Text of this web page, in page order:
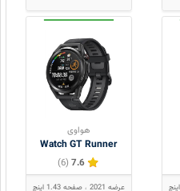
هواوی
Watch GT Runner
7.6
(6)
عرضه 2021 صفحه 1.43 اینچ